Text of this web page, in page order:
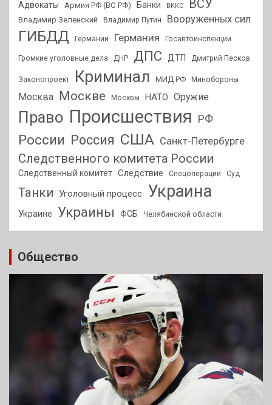
Адвокаты Армия РФ (ВС РФ) Банки ВККС ВСУ
Владимир Зеленский Владимир Путин Вооруженных сил
ГИБДД Германии Германия Госавтоинспекции
Громкие уголовные дела ДНР ДПС ДТП Дмитрий Песков
Законопроект Криминал МИД РФ Минобороны
Москва Москве Москвы НАТО Оружие
Право Происшествия РФ
России Россия США Санкт-Петербурге
Следственного комитета России
Следственный комитет Следствие Спецоперации Суд
Танки Уголовный процесс Украина
Украине Украины ФСБ Челябинской области
Общество